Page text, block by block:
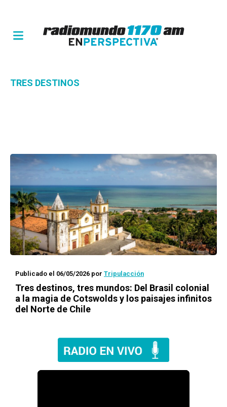
TRES DESTINOS
Publicado el 06/05/2026 por Tripulacción
Tres destinos, tres mundos: Del Brasil colonial
a la magia de Cotswolds y los paisajes infinitos
del Norte de Chile